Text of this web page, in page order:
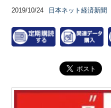
2019/10/24 日本ネット経済新聞